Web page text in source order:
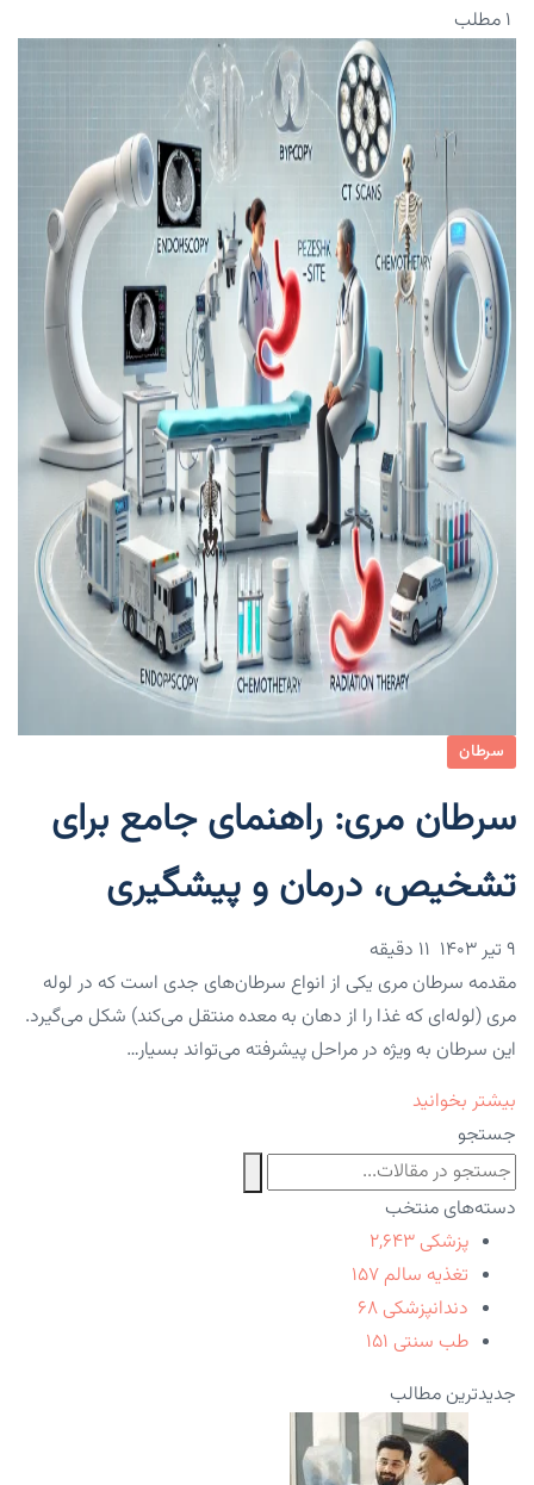
۱ مطلب
سرطان
سرطان مری: راهنمای جامع برای
تشخیص، درمان و پیشگیری
۹ تیر ۱۴۰۳
مقدمه سرطان مری یکی از انواع سرطان‌های جدی است که در لوله
مری (لوله‌ای که غذا را از دهان به معده منتقل می‌کند) شکل می‌گیرد.
این سرطان به ویژه در مراحل پیشرفته می‌تواند بسیار…
بیشتر بخوانید
جستجو
دسته‌های منتخب
پزشکی ۲,۶۴۳
تغذیه سالم ۱۵۷
دندانپزشکی ۶۸
طب سنتی ۱۵۱
جدیدترین مطالب